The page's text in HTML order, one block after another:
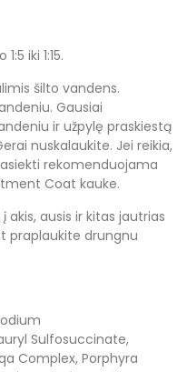
iki 1:15.
šilto vandens.
Gausiai
ir užpylę praskiestą
nuskalaukite. Jei reikia,
rekomenduojama
Coat kauke.
ausis ir kitas jautrias
praplaukite drungnu
Sulfosuccinate,
Complex, Porphyra